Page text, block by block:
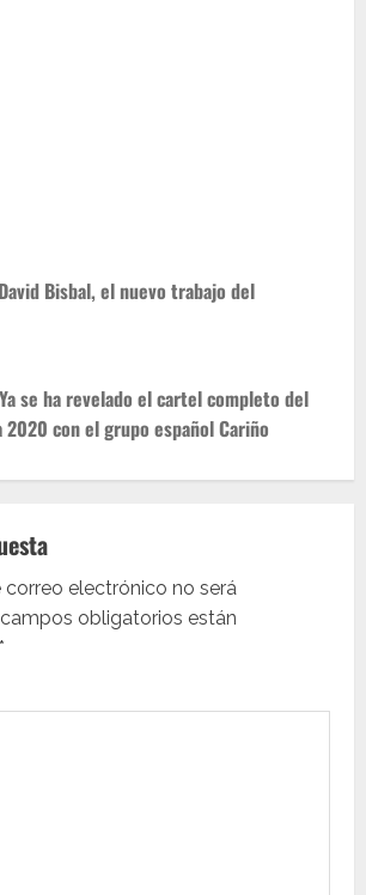
Bisbal, el nuevo trabajo del
Ya se ha revelado el cartel completo del
con el grupo español Cariño
correo electrónico no será
obligatorios están
*